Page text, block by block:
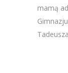
mamą